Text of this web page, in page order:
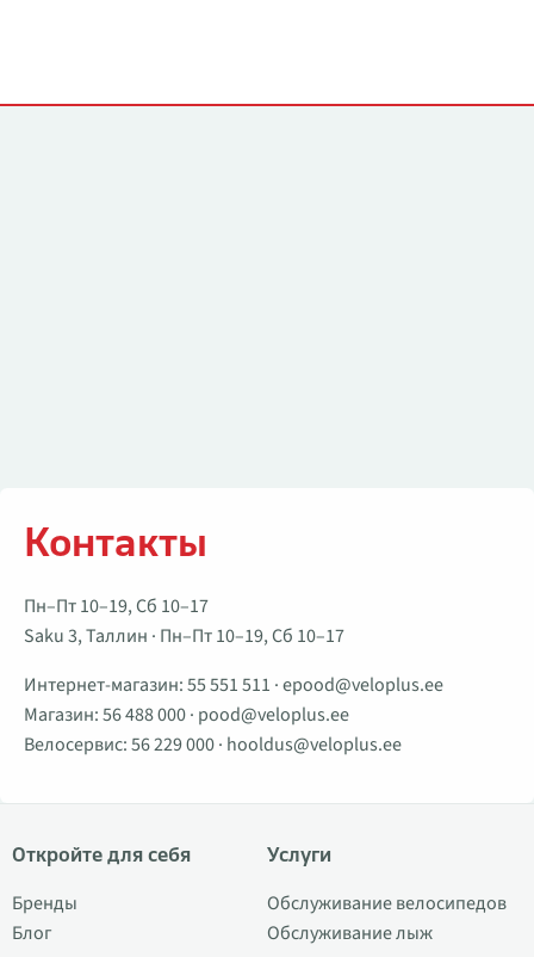
Контакты
Пн–Пт 10–19, Сб 10–17
Saku 3, Таллин · Пн–Пт 10–19, Сб 10–17
Интернет-магазин:55 551 511 ·epood@veloplus.ee
Магазин:56 488 000· pood@veloplus.ee
Велосервис:56 229 000· hooldus@veloplus.ee
Откройте для себя
Бренды
Блог
Услуги
Обслуживание велосипедов
Обслуживание лыж